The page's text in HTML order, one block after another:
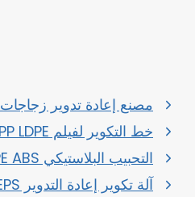
مصنع إعادة تدوير زجاجات PET
خط التكوير لفيلم PP LDPE
التحبيب البلاستيكي PP HDPE ABS الصلب
آلة تكوير إعادة التدوير EPE EPS